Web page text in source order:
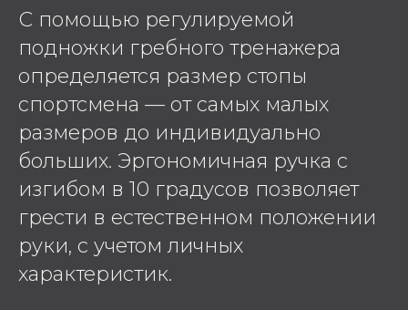
С помощью регулируемой
подножки гребного тренажера
определяется размер стопы
спортсмена — от самых малых
размеров до индивидуально
больших. Эргономичная ручка с
изгибом в 10 градусов позволяет
грести в естественном положении
руки, с учетом личных
характеристик.